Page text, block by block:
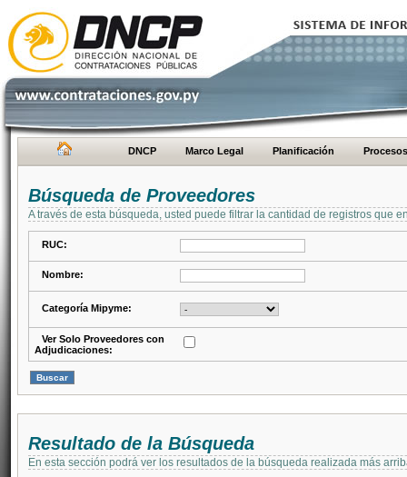
DNCP Marco Legal Planificación Procesos
Búsqueda de Proveedores
A través de esta búsqueda, usted puede filtrar la cantidad de registros que
RUC:
Nombre:
Categoría Mipyme:
Ver Solo Proveedores con
Adjudicaciones:
Resultado de la Búsqueda
En esta sección podrá ver los resultados de la búsqueda realizada más